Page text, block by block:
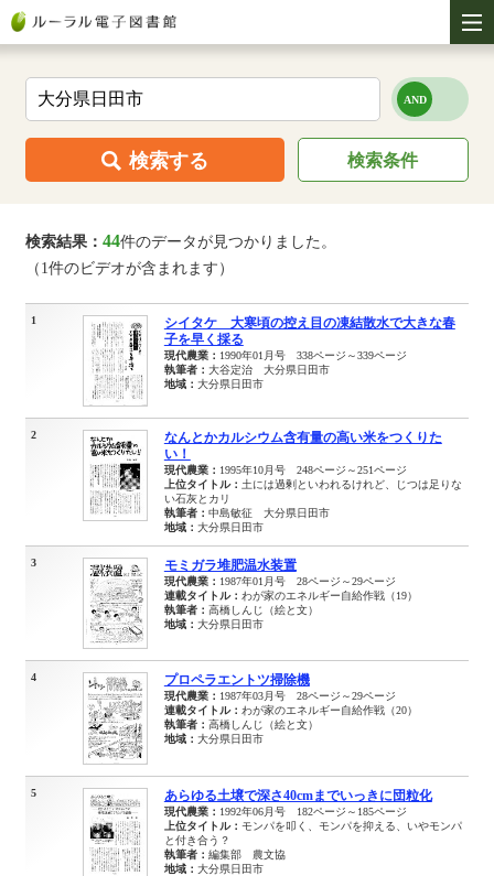
検索する 検索条件
検索結果： 44件のデータが見つかりました。
（1件のビデオが含まれます）
1
シイタケ 大寒頃の控え目の凍結散水で大きな春
子を早く採る
現代農業： 1990年01月号 338ページ～339ページ
執筆者： 大谷定治 大分県日田市
地域： 大分県日田市
2
なんとかカルシウム含有量の高い米をつくりた
い！
現代農業： 1995年10月号 248ページ～251ページ
上位タイトル： 土には過剰といわれるけれど、じつは足りな
い石灰とカリ
執筆者： 中島敏征 大分県日田市
地域： 大分県日田市
3 モミガラ堆肥温水装置
現代農業： 1987年01月号 28ページ～29ページ
連載タイトル： わが家のエネルギー自給作戦（19）
執筆者： 高橋しんじ（絵と文）
地域： 大分県日田市
4 プロペラエントツ掃除機
現代農業： 1987年03月号 28ページ～29ページ
連載タイトル： わが家のエネルギー自給作戦（20）
執筆者： 高橋しんじ（絵と文）
地域： 大分県日田市
5 あらゆる土壌で深さ40cmまでいっきに団粒化
現代農業： 1992年06月号 182ページ～185ページ
上位タイトル： モンパを叩く、モンパを抑える、いやモンパ
と付き合う？
執筆者： 編集部 農文協
地域： 大分県日田市